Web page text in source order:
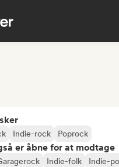
Indie-rock Poprock
er åbne for at modtage
Indie-folk Indie-